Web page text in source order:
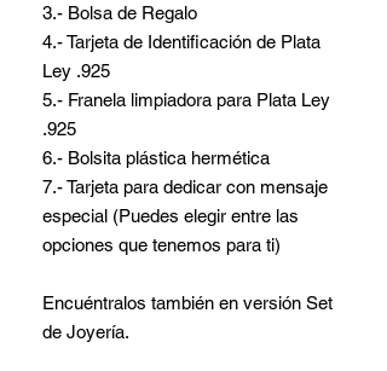
3.- Bolsa de Regalo
4.- Tarjeta de Identificación de Plata
Ley .925
5.- Franela limpiadora para Plata Ley
.925
6.- Bolsita plástica hermética
7.- Tarjeta para dedicar con mensaje
especial (Puedes elegir entre las
opciones que tenemos para ti)
Encuéntralos también en versión Set
de Joyería.